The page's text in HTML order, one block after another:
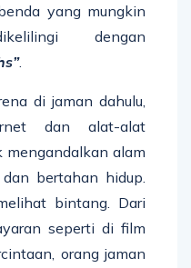
yang mungkin
dengan
.
di jaman dahulu,
dan alat-alat
mengandalkan alam
bertahan hidup.
bintang. Dari
seperti di film
orang jaman